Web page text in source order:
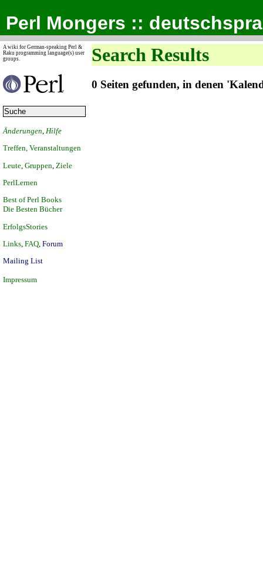
Perl Mongers ::
A wiki for German-speaking Perl &
Raku programming language(s) user
groups.
Änderungen Hilfe
Treffen, Veranstaltungen
Leute Gruppen Ziele
PerlLernen
Best of Perl Books
Die Besten Bücher
ErfolgsStories
Links FAQ Forum
Mailing List
Impressum
Search Results
0 Seiten gefunden, in denen